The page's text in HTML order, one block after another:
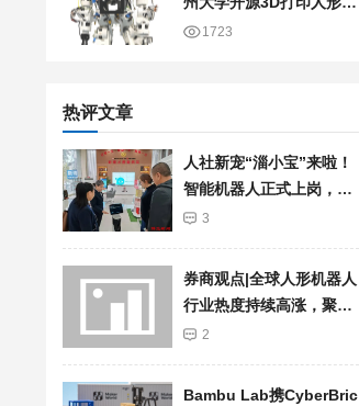
器人1723
热评文章
人社新宠“淄小宝”来啦！
智能机器人正式上岗，服
务再升级
3
券商观点|全球人形机器人
行业热度持续高涨，聚焦
加快行业发展步伐
2
Bambu Lab携Cyber​​Bric